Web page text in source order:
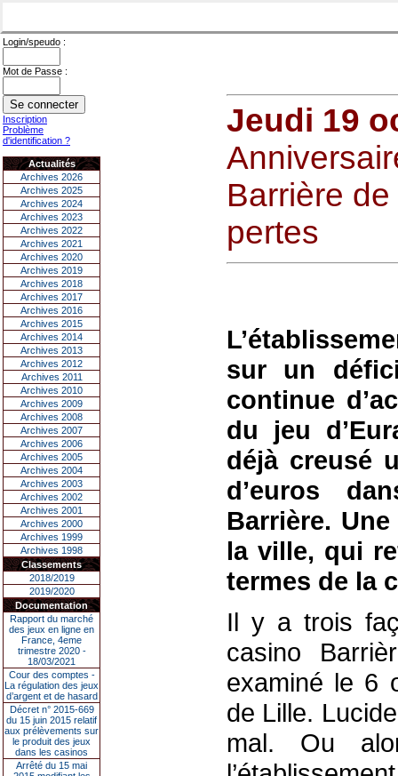
Login/speudo :
Mot de Passe :
Inscription
Problème
d'identification ?
Actualités
Archives 2026
Archives 2025
Archives 2024
Archives 2023
Archives 2022
Archives 2021
Archives 2020
Archives 2019
Archives 2018
Archives 2017
Archives 2016
Archives 2015
Archives 2014
Archives 2013
Archives 2012
Archives 2011
Archives 2010
Archives 2009
Archives 2008
Archives 2007
Archives 2006
Archives 2005
Archives 2004
Archives 2003
Archives 2002
Archives 2001
Archives 2000
Archives 1999
Archives 1998
Classements
2018/2019
2019/2020
Documentation
Rapport du marché
des jeux en ligne en
France, 4eme
trimestre 2020 -
18/03/2021
Cour des comptes -
La régulation des jeux
d’argent et de hasard
Décret n° 2015-669
du 15 juin 2015 relatif
aux prélèvements sur
le produit des jeux
dans les casinos
Arrêté du 15 mai
Jeudi 19
Barrière
pertes
sur un
continue
du jeu
déjà creusé
d’euros
Barrière.
la ville, qui
termes de la
Il y a trois
casino
examiné le 6
de Lille.
mal. Ou